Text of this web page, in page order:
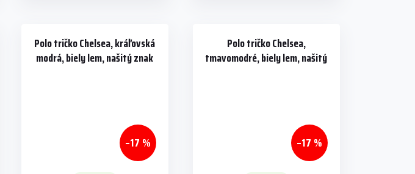
Polo tričko Chelsea, kráľovská
modrá, biely lem, našitý znak
–17 %
Polo tričko Chelsea,
tmavomodré, biely lem, našitý
–17 %